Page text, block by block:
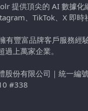
提供頂尖的 AI 數據
、TikTok、X 即
有豐富品牌客戶服務經
上萬家企業。
股份有限公司 ｜ 統一編
#338